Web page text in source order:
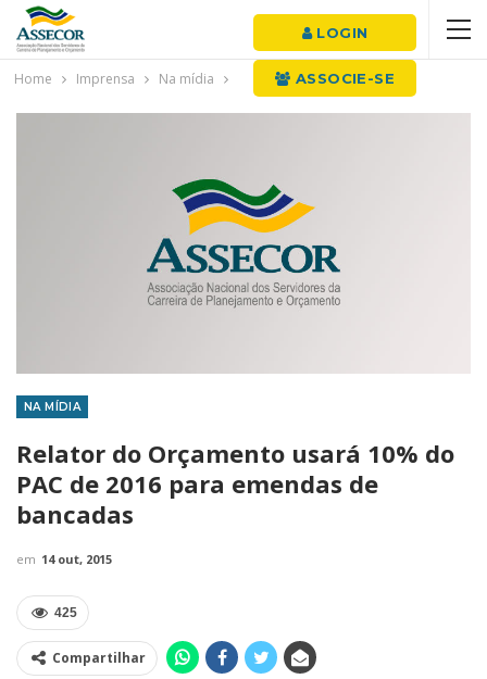
LOGIN
ASSOCIE-SE
Home Imprensa Na mídia
NA MÍDIA
Relator do Orçamento usará 10% do
PAC de 2016 para emendas de
bancadas
em 14 out, 2015
425
Compartilhar